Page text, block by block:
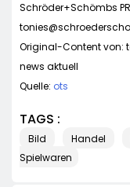
Schröder+Schömbs
Original-Content von:
news aktuell
Quelle: ots
TAGS :
Bild Handel
Spielwaren